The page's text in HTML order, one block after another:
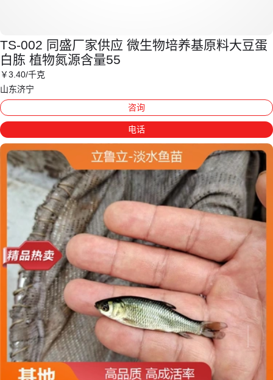
TS-002 同盛厂家供应 微生物培养基原料大豆蛋
白胨 植物氮源含量55
￥3.40/千克
山东济宁
咨询
电话